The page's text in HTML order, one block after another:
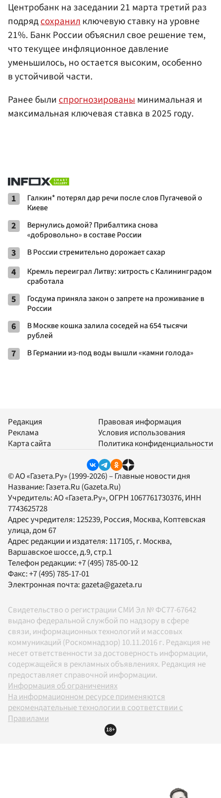
Центробанк на заседании 21 марта третий раз
подрядсохранилключевую ставку на уровне
21%. Банк России объяснил свое решение тем,
что текущее инфляционное давление
уменьшилось, но остается высоким, особенно
в устойчивой части.
Ранее былиспрогнозированыминимальная и
максимальная ключевая ставка в 2025 году.
1
Галкин* потерял дар речи после слов Пугачевой о
Киеве
2
Вернулись домой? Прибалтика снова
«добровольно» в составе России
3 В России стремительно дорожает сахар
4
Кремль переиграл Литву: хитрость с Калининградом
сработала
5
Госдума приняла закон о запрете на проживание в
России
6
В Москве кошка залила соседей на 654 тысячи
рублей
7 В Германии из-под воды вышли «камни голода»
Редакция
Реклама
Карта сайта
Правовая информация
Условия использования
Политика конфиденциальности
© АО «Газета.Ру» (1999-2026) – Главные новости дня
Название: Газета.Ru (Gazeta.Ru)
Учредитель:АО «Газета.Ру», ОГРН 1067761730376, ИНН
7743625728
Адрес учредителя: 125239, Россия, Москва, Коптевская
улица, дом 67
Адрес редакции и издателя: 117105, г. Москва,
Варшавское шоссе, д.9, стр.1
Телефон редакции:+7 (495) 785-00-12
Факс:+7 (495) 785-17-01
Электронная почта: gazeta@gazeta.ru
Свидетельство о регистрации СМИ Эл № ФС77-67642
выдано федеральной службой по надзору в сфере
связи, информационных технологий и массовых
коммуникаций (Роскомнадзор) 10.11.2016 г. Редакция не
несет ответственности за достоверность информации,
содержащейся в рекламных объявлениях. Редакция не
предоставляет справочной информации.
Информация об ограничениях
На информационном ресурсе применяются
рекомендательные технологии в соответствии с
Правилами
18+